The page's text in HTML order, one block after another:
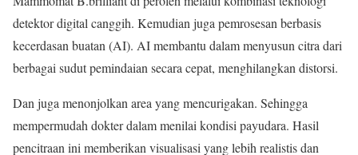
detektor digital canggih. Kemudian juga pemrosesan berbasis
kecerdasan buatan (AI). AI membantu dalam menyusun citra dari
berbagai sudut pemindaian secara cepat, menghilangkan distorsi.
Dan juga menonjolkan area yang mencurigakan. Sehingga
mempermudah dokter dalam menilai kondisi payudara. Hasil
pencitraan ini memberikan visualisasi yang lebih realistis dan